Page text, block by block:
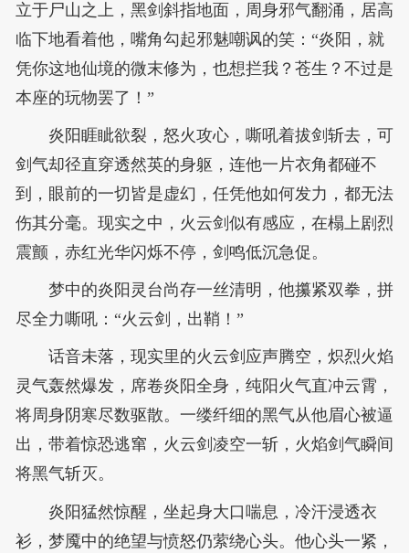
立于尸山之上，黑剑斜指地面，周身邪气翻涌，居高
临下地看着他，嘴角勾起邪魅嘲讽的笑：“炎阳，就
凭你这地仙境的微末修为，也想拦我？苍生？不过是
本座的玩物罢了！”
炎阳睚眦欲裂，怒火攻心，嘶吼着拔剑斩去，可
剑气却径直穿透然英的身躯，连他一片衣角都碰不
到，眼前的一切皆是虚幻，任凭他如何发力，都无法
伤其分毫。现实之中，火云剑似有感应，在榻上剧烈
震颤，赤红光华闪烁不停，剑鸣低沉急促。
梦中的炎阳灵台尚存一丝清明，他攥紧双拳，拼
尽全力嘶吼：“火云剑，出鞘！”
话音未落，现实里的火云剑应声腾空，炽烈火焰
灵气轰然爆发，席卷炎阳全身，纯阳火气直冲云霄，
将周身阴寒尽数驱散。一缕纤细的黑气从他眉心被逼
出，带着惊恐逃窜，火云剑凌空一斩，火焰剑气瞬间
将黑气斩灭。
炎阳猛然惊醒，坐起身大口喘息，冷汗浸透衣
衫，梦魇中的绝望与愤怒仍萦绕心头。他心头一紧，